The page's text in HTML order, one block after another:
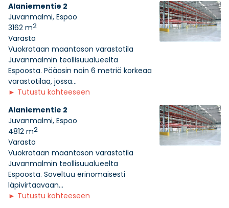
Alaniementie 2
Juvanmalmi, Espoo
3162 m2
Varasto
Vuokrataan maantason varastotila
Juvanmalmin teollisuualueelta
Espoosta. Pääosin noin 6 metriä korkeaa
varastotilaa, jossa...
► Tutustu kohteeseen
Alaniementie 2
Juvanmalmi, Espoo
4812 m2
Varasto
Vuokrataan maantason varastotila
Juvanmalmin teollisuualueelta
Espoosta. Soveltuu erinomaisesti
läpivirtaavaan...
► Tutustu kohteeseen